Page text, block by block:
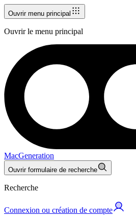
Ouvrir menu principal
Ouvrir le menu principal
MacGeneration
Ouvrir formulaire de recherche
Recherche
Connexion ou création de compte